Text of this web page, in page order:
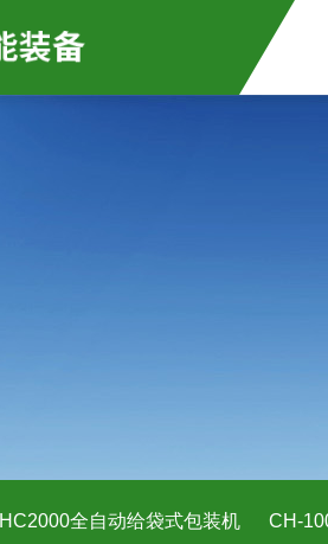
HC2000全自动给袋式包装机 CH-